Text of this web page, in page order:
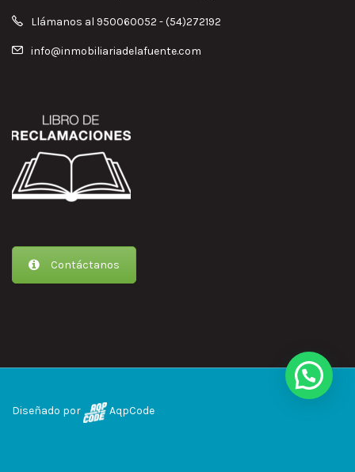
Llámanos al 950060052 - (54)272192
info@inmobiliariadelafuente.com
Contáctanos
Diseñado por AqpCode